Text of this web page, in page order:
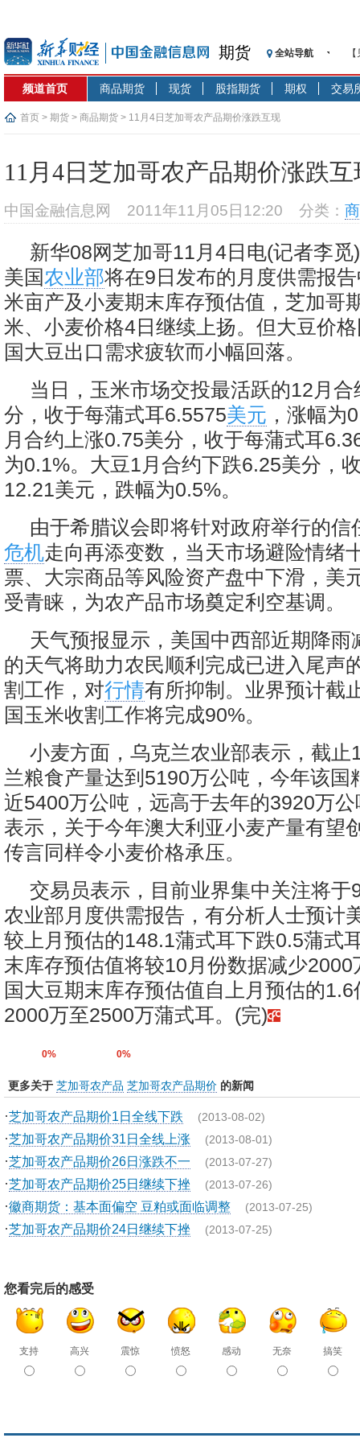
期货 全站导航
记
【
央
沥
恒
济
频道首页 商品期货 现货 股指期货 期权 交易
首页 > 期货 > 商品期货 > 11月4日芝加哥农产品期价涨跌互现
11月4日芝加哥农产品期价涨跌互
中国金融信息网 2011年11月05日12:20 分类：
新华08网芝加哥11月4日电(记者李
美国农业部将在9日发布的月度供需报
米亩产及小麦期末库存预估值，芝加哥
米、小麦价格4日继续上扬。但大豆价
国大豆出口需求疲软而小幅回落。
当日，玉米市场交投最活跃的12月
分，收于每蒲式耳6.5575美元 ，涨幅为
月合约上涨0.75美分，收于每蒲式耳
为0.1%。大豆1月合约下跌6.25美分，
12.21美元，跌幅为0.5%。
由于希腊议会即将针对政府举行的信
危机走向再添变数，当天市场避险情绪
票、大宗商品等风险资产盘中下滑，美
受青睐，为农产品市场奠定利空基调。
天气预报显示，美国中西部近期降雨
的天气将助力农民顺利完成已进入尾声
割工作，对行情有所抑制。业界预计截
国玉米收割工作将完成90%。
小麦方面，乌克兰农业部表示，截止
兰粮食产量达到5190万公吨，今年该国
近5400万公吨，远高于去年的3920万
表示，关于今年澳大利亚小麦产量有望
传言同样令小麦价格承压。
交易员表示，目前业界集中关注将于
农业部月度供需报告，有分析人士预计
较上月预估的148.1蒲式耳下跌0.5蒲式
末库存预估值将较10月份数据减少
国大豆期末库存预估值自上月预估的
2000万至2500万蒲式耳。(完)
0% 0%
更多关于 芝加哥农产品 芝加哥农产品期价 的新闻
·芝加哥农产品期价1日全线下跌 (2013-08-02)
·芝加哥农产品期价31日全线上涨 (2013-08-01)
·芝加哥农产品期价26日涨跌不一 (2013-07-27)
·芝加哥农产品期价25日继续下挫 (2013-07-26)
·徽商期货：基本面偏空 豆粕或面临调整 (2013-07-25)
·芝加哥农产品期价24日继续下挫 (2013-07-25)
您看完后的感受
支持 高兴 震惊 愤怒 感动 无奈 搞笑